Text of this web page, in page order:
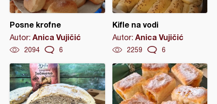
Posne krofne
Autor: Anica Vujičić
2094 6
Kifle na vodi
Autor: Anica Vujičić
2259 6